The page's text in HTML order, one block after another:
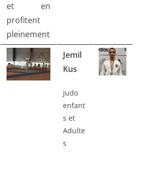
et en
profitent
pleinement
Jemil
Kus
Judo
enfant
s et
Adulte
s